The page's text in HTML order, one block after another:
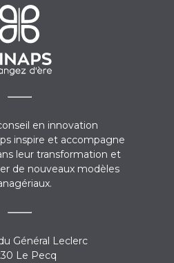
en innovation
inspire et accompagne
leur transformation et
de nouveaux modèles
Général Leclerc
Le Pecq